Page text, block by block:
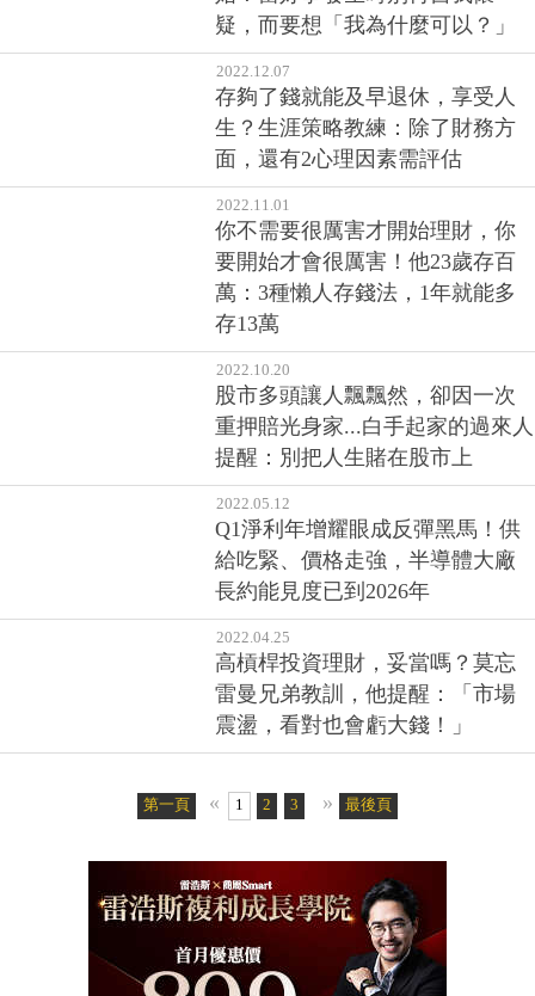
生？生涯策略教練：除了財務方
面，還有2心理因素需評估
2022.11.01
你不需要很厲害才開始理財，你
要開始才會很厲害！他23歲存百
萬：3種懶人存錢法，1年就能多
存13萬
2022.10.20
股市多頭讓人飄飄然，卻因一次
重押賠光身家...白手起家的過來人
提醒：別把人生賭在股市上
2022.05.12
Q1淨利年增耀眼成反彈黑馬！供
給吃緊、價格走強，半導體大廠
長約能見度已到2026年
2022.04.25
高槓桿投資理財，妥當嗎？莫忘
雷曼兄弟教訓，他提醒：「市場
震盪，看對也會虧大錢！」
« 1 2 3 4» 最後頁